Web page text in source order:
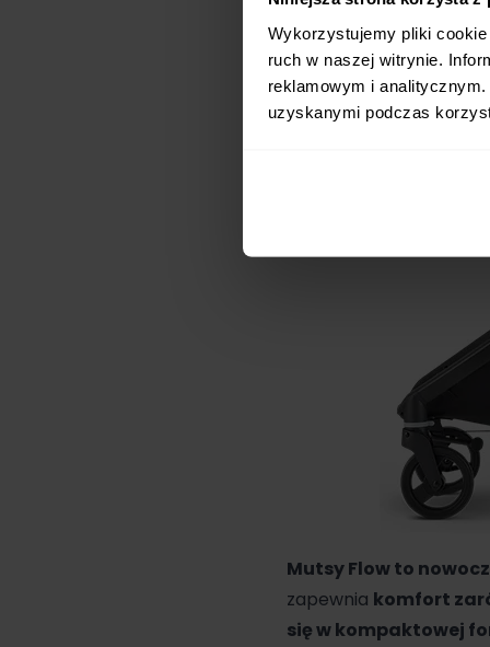
Wykorzystujemy pliki
ruch w naszej witrynie.
reklamowym i
uzyskanymi podczas
MutsyFlow to
zapewnia komfort
się w kompaktowej